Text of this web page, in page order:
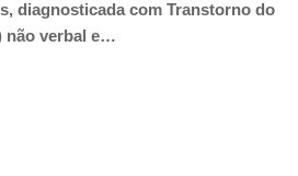
diagnosticada com Transtorno do
não verbal e…